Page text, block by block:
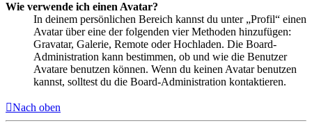
Wie verwende ich einen Avatar?
In deinem persönlichen Bereich kannst du unter „Profil“ einen
Avatar über eine der folgenden vier Methoden hinzufügen:
Gravatar, Galerie, Remote oder Hochladen. Die Board-
Administration kann bestimmen, ob und wie die Benutzer
Avatare benutzen können. Wenn du keinen Avatar benutzen
kannst, solltest du die Board-Administration kontaktieren.
Nach oben